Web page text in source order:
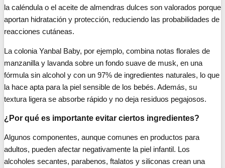
la caléndula o el aceite de almendras dulces son valorados porque
aportan hidratación y protección, reduciendo las probabilidades de
reacciones cutáneas.
La colonia Yanbal Baby, por ejemplo, combina notas florales de
manzanilla y lavanda sobre un fondo suave de musk, en una
fórmula sin alcohol y con un 97% de ingredientes naturales, lo que
la hace apta para la piel sensible de los bebés. Además, su
textura ligera se absorbe rápido y no deja residuos pegajosos.
¿Por qué es importante evitar ciertos ingredientes?
Algunos componentes, aunque comunes en productos para
adultos, pueden afectar negativamente la piel infantil. Los
alcoholes secantes, parabenos, ftalatos y siliconas crean una